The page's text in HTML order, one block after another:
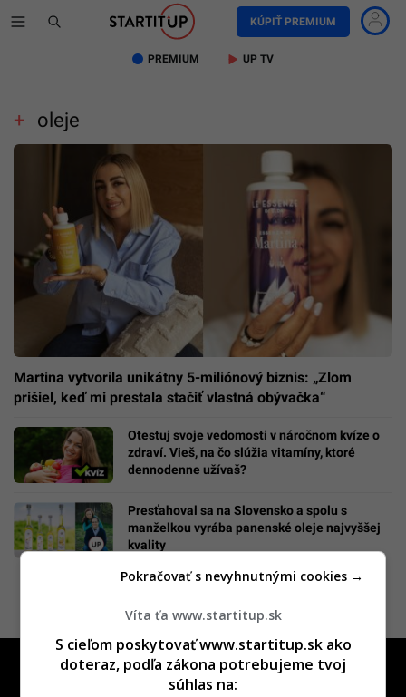
KÚPIŤ PREMIUM
PREMIUM UP TV
oleje
Martina vytvorila unikátny 5-miliónový biznis: „Zlom
prišiel, keď mi prestala stačiť vlastná obývačka“
Otestuj svoje vedomosti v náročnom kvíze o
zdraví. Vieš, na čo slúžia vitamíny, ktoré
dennodenne užívaš?
Presťahoval sa na Slovensko a spolu s
manželkou vyrába panenské oleje najvyššej
kvality
Víta ťa www.startitup.sk
S cieľom poskytovať www.startitup.sk ako
doteraz, podľa zákona potrebujeme tvoj
súhlas na:
Pokračovať s nevyhnutnými cookies →